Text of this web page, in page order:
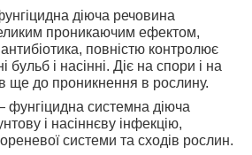
діюча речовина
проникаючим ефектом,
повністю контролює
і насінні. Діє на спори і на
ще до проникнення в рослину.
фунгіцидна системна діюча
і насіннєву інфекцію,
системи та сходів рослин.